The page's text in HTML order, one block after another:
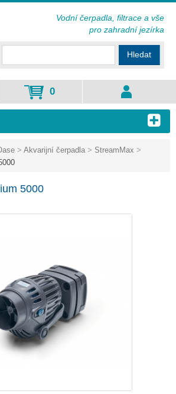
> Akvarijní čerpadla > StreamMax >
5000
Hledat
0
Vodní čerpadla, filtrace a vše
pro zahradní jezírka